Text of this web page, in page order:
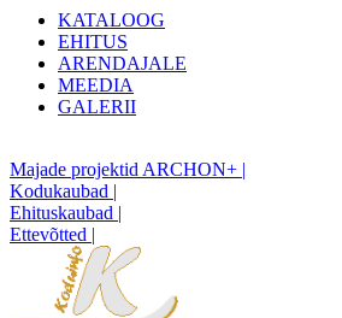
KATALOOG
EHITUS
ARENDAJALE
MEEDIA
GALERII
Majade projektid ARCHON+ |
Kodukaubad |
Ehituskaubad |
Ettevõtted |